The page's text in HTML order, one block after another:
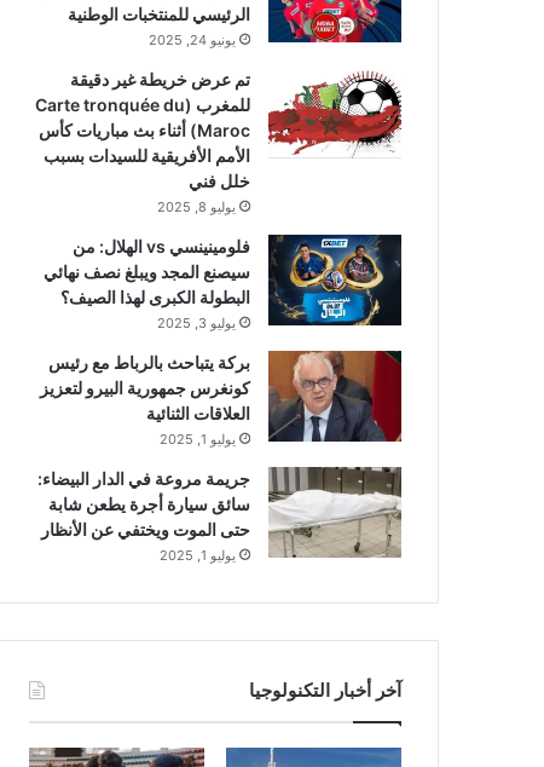
الرئيسي للمنتخبات الوطنية
يونيو 24, 2025
تم عرض خريطة غير دقيقة
للمغرب (Carte tronquée du
Maroc) أثناء بث مباريات كأس
الأمم الأفريقية للسيدات بسبب
خلل فني
يوليو 8, 2025
فلومينينسي vs الهلال: من
سيصنع المجد ويبلغ نصف نهائي
البطولة الكبرى لهذا الصيف؟
يوليو 3, 2025
بركة يتباحث بالرباط مع رئيس
كونغرس جمهورية البيرو لتعزيز
العلاقات الثنائية
يوليو 1, 2025
جريمة مروعة في الدار البيضاء:
سائق سيارة أجرة يطعن شابة
حتى الموت ويختفي عن الأنظار
يوليو 1, 2025
آخر أخبار التكنولوجيا